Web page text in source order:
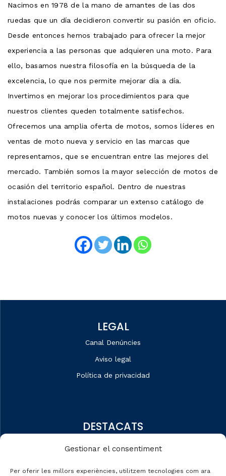
Gestionar el consentiment
Per oferir les millors experiències, utilitzem tecnologies com ara
Nacimos en 1978 de la mano de amantes de las dos
ruedas que un día decidieron convertir su pasión en oficio.
Desde entonces hemos trabajado para ofrecer la mejor
experiencia a las personas que adquieren una moto. Para
ello, basamos nuestra filosofía en la búsqueda de la
excelencia, lo que nos permite mejorar día a día.
Invertimos en mejorar los procedimientos para que
nuestros clientes queden totalmente satisfechos.
Ofrecemos una amplia oferta de motos, somos líderes en
ventas de moto nueva y servicio en las marcas que
representamos, que se encuentran entre las mejores del
mercado. También somos la mayor selección de motos de
ocasión del territorio español. Dentro de nuestras
instalaciones podrás comparar un extenso catálogo de
motos nuevas y conocer los últimos modelos.
LEGAL
Canal Denúncies
Aviso legal
Política de privacidad
DESTACATS